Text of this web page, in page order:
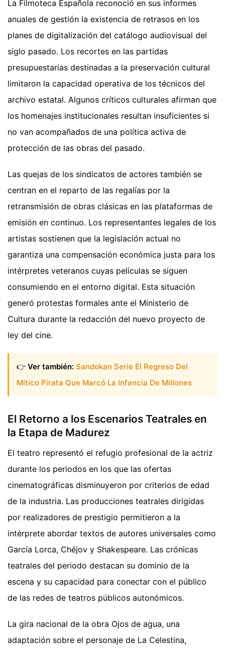
La Filmoteca Española reconoció en sus informes
anuales de gestión la existencia de retrasos en los
planes de digitalización del catálogo audiovisual del
siglo pasado. Los recortes en las partidas
presupuestarias destinadas a la preservación cultural
limitaron la capacidad operativa de los técnicos del
archivo estatal. Algunos críticos culturales afirman que
los homenajes institucionales resultan insuficientes si
no van acompañados de una política activa de
protección de las obras del pasado.
Las quejas de los sindicatos de actores también se
centran en el reparto de las regalías por la
retransmisión de obras clásicas en las plataformas de
emisión en continuo. Los representantes legales de los
artistas sostienen que la legislación actual no
garantiza una compensación económica justa para los
intérpretes veteranos cuyas películas se siguen
consumiendo en el entorno digital. Esta situación
generó protestas formales ante el Ministerio de
Cultura durante la redacción del nuevo proyecto de
ley del cine.
👉 Ver también: Sandokan Serie El Regreso Del
Mítico Pirata Que Marcó La Infancia De Millones
El Retorno a los Escenarios Teatrales en
la Etapa de Madurez
El teatro representó el refugio profesional de la actriz
durante los periodos en los que las ofertas
cinematográficas disminuyeron por criterios de edad
de la industria. Las producciones teatrales dirigidas
por realizadores de prestigio permitieron a la
intérprete abordar textos de autores universales como
García Lorca, Chéjov y Shakespeare. Las crónicas
teatrales del periodo destacan su dominio de la
escena y su capacidad para conectar con el público
de las redes de teatros públicos autonómicos.
La gira nacional de la obra Ojos de agua, una
adaptación sobre el personaje de La Celestina,